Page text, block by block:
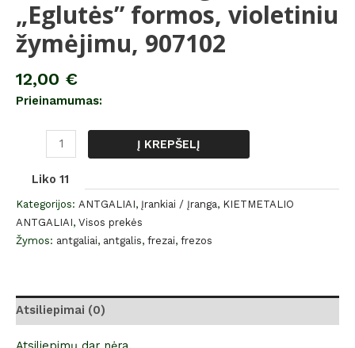
„Eglutės” formos, violetiniu
žymėjimu, 907102
12,00 €
Prieinamumas:
Į KREPŠELĮ
Liko 11
Kategorijos: ANTGALIAI, Įrankiai / Įranga, KIETMETALIO
ANTGALIAI, Visos prekės
Žymos: antgaliai, antgalis, frezai, frezos
Atsiliepimai (0)